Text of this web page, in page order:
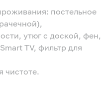
постельное
утюг с доской, фен,
TV, фильтр для
чистоте.